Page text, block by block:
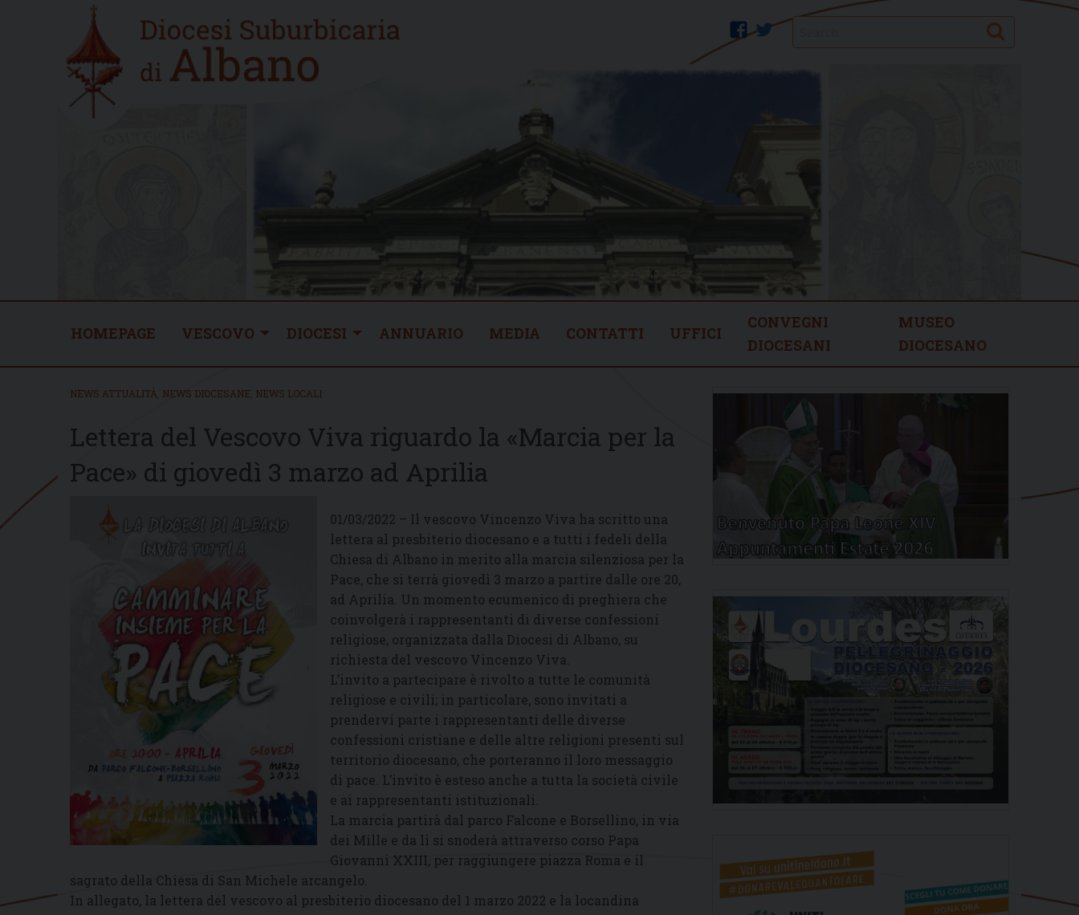
Home
new
twitter
facebook Search
HOMEPAGE VESCOVO DIOCESI ANNUARIO MEDIA CONTATTI UFFICI
CONVEGNI
DIOCESANI
MUSEO
DIOCESANO
NEWS ATTUALITÀ NEWS DIOCESANE NEWS LOCALI
Lettera del Vescovo Viva riguardo la «Marcia per la
Pace» di giovedì 3 marzo ad Aprilia
01/03/2022 – Il vescovo Vincenzo Viva ha scritto una
lettera al presbiterio diocesano e a tutti i fedeli della
Chiesa di Albano in merito alla marcia silenziosa per la
Pace, che si terrà giovedì 3 marzo a partire dalle ore 20,
ad Aprilia. Un momento ecumenico di preghiera che
coinvolgerà i rappresentanti di diverse confessioni
religiose, organizzata dalla Diocesi di Albano, su
richiesta del vescovo Vincenzo Viva.
L’invito a partecipare è rivolto a tutte le comunità
religiose e civili; in particolare, sono invitati a
prendervi parte i rappresentanti delle diverse
confessioni cristiane e delle altre religioni presenti sul
territorio diocesano, che porteranno il loro messaggio
di pace. L’invito è esteso anche a tutta la società civile
e ai rappresentanti istituzionali.
La marcia partirà dal parco Falcone e Borsellino, in via
dei Mille e da lì si snoderà attraverso corso Papa
Giovanni XXIII, per raggiungere piazza Roma e il
sagrato della Chiesa di San Michele arcangelo.
In allegato, la lettera del vescovo al presbiterio diocesano del 1 marzo 2022 e la locandina